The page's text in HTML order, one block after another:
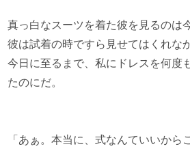
真っ白なスーツを着た彼を見るのは
彼は試着の時ですら見せてはくれな
今日に至るまで、私にドレスを何度
たのにだ。
「あぁ。本当に、式なんていいから